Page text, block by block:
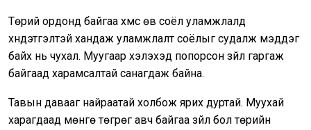
Төрий ордонд байгаа хүмүүс өв соёл уламжлалд
хүндэтгэлтэй хандаж уламжлалт соёлыг судалж мэддэг
байх нь чухал. Муугаар хэлэхэд попорсон зүйл гаргаж
байгаад харамсалтай санагдаж байна.
Тавын давааг найраатай холбож ярих дуртай. Муухай
харагдаад мөнгө төгрөг авч байгаа зүйл бол төрийн